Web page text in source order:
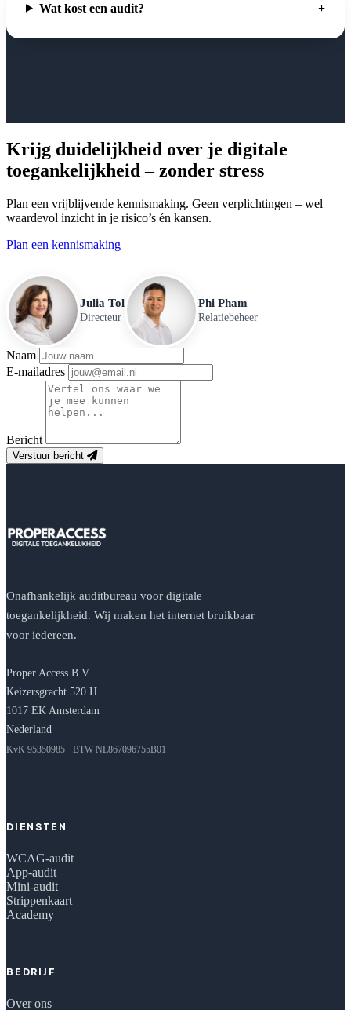
Wat kost een audit?
Krijg duidelijkheid over je digitale
toegankelijkheid – zonder stress
Plan een vrijblijvende kennismaking. Geen verplichtingen – wel
waardevol inzicht in je risico’s én kansen.
Plan een kennismaking
Julia Tol
Directeur
Phi Pham
Relatiebeheer
Naam
E-mailadres
Bericht
Verstuur bericht
Onafhankelijk auditbureau voor digitale
toegankelijkheid. Wij maken het internet bruikbaar
voor iedereen.
Proper Access B.V.
Keizersgracht 520 H
1017 EK Amsterdam
Nederland
KvK 95350985 · BTW NL867096755B01
DIENSTEN
WCAG-audit
App-audit
Mini-audit
Strippenkaart
Academy
BEDRIJF
Over ons